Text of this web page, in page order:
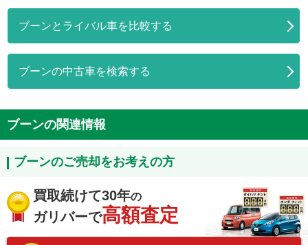
ブーンとライバル車を比較する
ブーンの中古車を検索する
ブーンの関連情報
ブーンのご売却をお考えの方
買取続けて30年の
ガリバーで高額査定